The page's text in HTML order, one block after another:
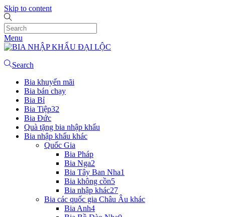
Skip to content
Menu
Search
Bia khuyến mãi
Bia bán chạy
Bia Bỉ
Bia Tiệp32
Bia Đức
Quà tặng bia nhập khẩu
Bia nhập khẩu khác
Quốc Gia
Bia Pháp
Bia Nga2
Bia Tây Ban Nha1
Bia không cồn5
Bia nhập khác27
Bia các quốc gia Châu Âu khác
Bia Anh4